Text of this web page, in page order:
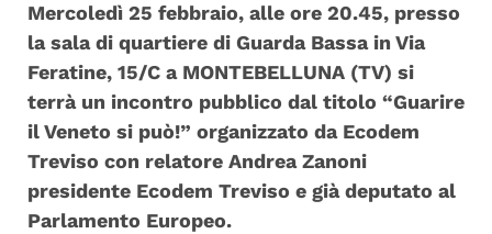
Mercoledì 25 febbraio, alle ore 20.45, presso
la sala di quartiere di Guarda Bassa in Via
Feratine, 15/C a MONTEBELLUNA (TV) si
terrà un incontro pubblico dal titolo “Guarire
il Veneto si può!” organizzato da Ecodem
Treviso con relatore Andrea Zanoni
presidente Ecodem Treviso e già deputato al
Parlamento Europeo.